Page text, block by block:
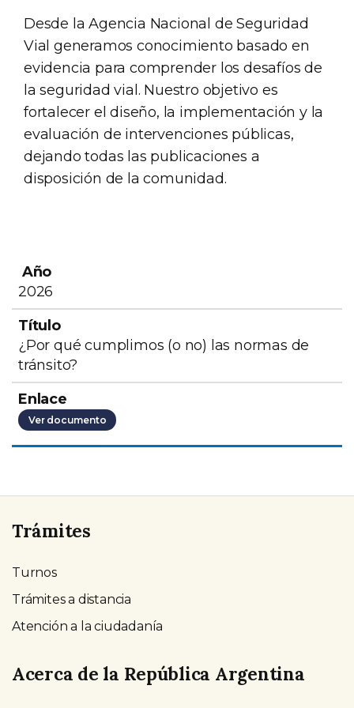
Desde la Agencia Nacional de Seguridad
Vial generamos conocimiento basado en
evidencia para comprender los desafíos de
la seguridad vial. Nuestro objetivo es
fortalecer el diseño, la implementación y la
evaluación de intervenciones públicas,
dejando todas las publicaciones a
disposición de la comunidad.
Año
2026
¿Por qué cumplimos (o no) las normas de
tránsito?
Ver documento
Trámites
Turnos
Trámites a distancia
Atención a la ciudadanía
Acerca de la República Argentina